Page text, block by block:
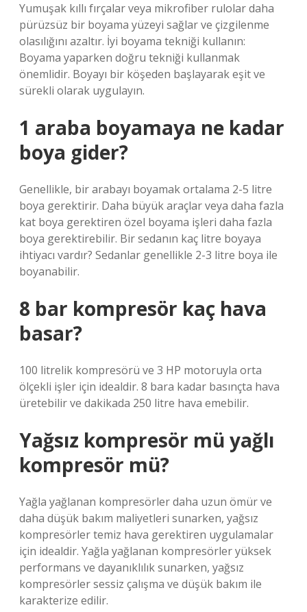
Yumuşak kıllı fırçalar veya mikrofiber rulolar daha
pürüzsüz bir boyama yüzeyi sağlar ve çizgilenme
olasılığını azaltır. İyi boyama tekniği kullanın:
Boyama yaparken doğru tekniği kullanmak
önemlidir. Boyayı bir köşeden başlayarak eşit ve
sürekli olarak uygulayın.
1 araba boyamaya ne kadar
boya gider?
Genellikle, bir arabayı boyamak ortalama 2-5 litre
boya gerektirir. Daha büyük araçlar veya daha fazla
kat boya gerektiren özel boyama işleri daha fazla
boya gerektirebilir. Bir sedanın kaç litre boyaya
ihtiyacı vardır? Sedanlar genellikle 2-3 litre boya ile
boyanabilir.
8 bar kompresör kaç hava
basar?
100 litrelik kompresörü ve 3 HP motoruyla orta
ölçekli işler için idealdir. 8 bara kadar basınçta hava
üretebilir ve dakikada 250 litre hava emebilir.
Yağsız kompresör mü yağlı
kompresör mü?
Yağla yağlanan kompresörler daha uzun ömür ve
daha düşük bakım maliyetleri sunarken, yağsız
kompresörler temiz hava gerektiren uygulamalar
için idealdir. Yağla yağlanan kompresörler yüksek
performans ve dayanıklılık sunarken, yağsız
kompresörler sessiz çalışma ve düşük bakım ile
karakterize edilir.